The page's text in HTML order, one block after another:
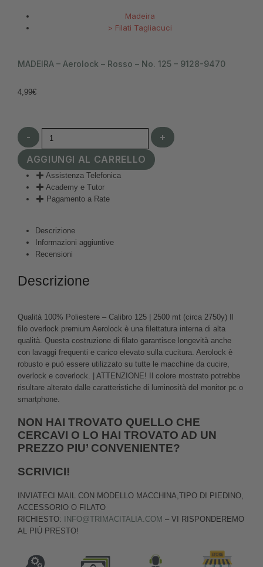
Madeira
> Filati Tagliacuci
MADEIRA – Aerolock – Rosso – No. 125 – 9128-9470
4,99€
-
+
AGGIUNGI AL CARRELLO
Assistenza Telefonica
Academy e Tutor
Pagamento a Rate
Descrizione
Informazioni aggiuntive
Recensioni
Descrizione
Qualità 100% Poliestere – Calibro 125 | 2500 mt (circa 2750y) Il
filo overlock premium Aerolock è una filettatura interna di alta
qualità. Questa costruzione di filato garantisce longevità anche
con lavaggi frequenti e carico elevato sulla cucitura. Aerolock è
robusto e può essere utilizzato su tutte le macchine da cucire,
overlock e coverlock. | ATTENZIONE! Il colore mostrato potrebbe
risultare alterato dalle caratteristiche di luminosità del monitor pc o
smartphone.
NON HAI TROVATO QUELLO CHE
CERCAVI O LO HAI TROVATO AD UN
PREZZO PIU’ CONVENIENTE?
SCRIVICI!
INVIATECI MAIL CON MODELLO MACCHINA,TIPO DI PIEDINO,
ACCESSORIO O FILATO
RICHIESTO:
INFO@TRIMACITALIA.COM – VI RISPONDEREMO
AL PIÙ PRESTO!